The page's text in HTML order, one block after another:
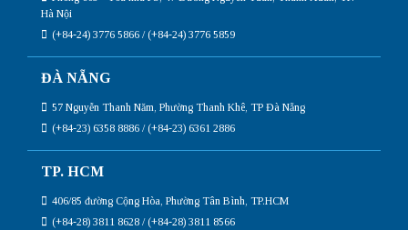
Hà Nội
(+84-24) 3776 5866 / (+84-24) 3776 5859
ĐÀ NẴNG
57 Nguyễn Thanh Năm, Phường Thanh Khê, TP Đà Nẵng
(+84-23) 6358 8886 / (+84-23) 6361 2886
TP. HCM
406/85 đường Cộng Hòa, Phường Tân Bình, TP.HCM
(+84-28) 3811 8628 / (+84-28) 3811 8566